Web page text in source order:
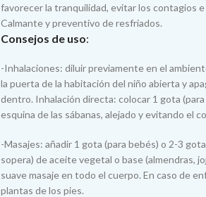
favorecer la tranquilidad, evitar los contagios
Calmante y preventivo de resfriados.
Consejos de uso:
-Inhalaciones: diluir previamente en el
la puerta de la habitación del niño abierta y
dentro. Inhalación directa: colocar 1 gota
esquina de las sábanas, alejado y evitando el
-Masajes: añadir 1 gota (para bebés) o 2-3
sopera) de aceite vegetal o base (almendras,
suave masaje en todo el cuerpo. En caso de
plantas de los pies.